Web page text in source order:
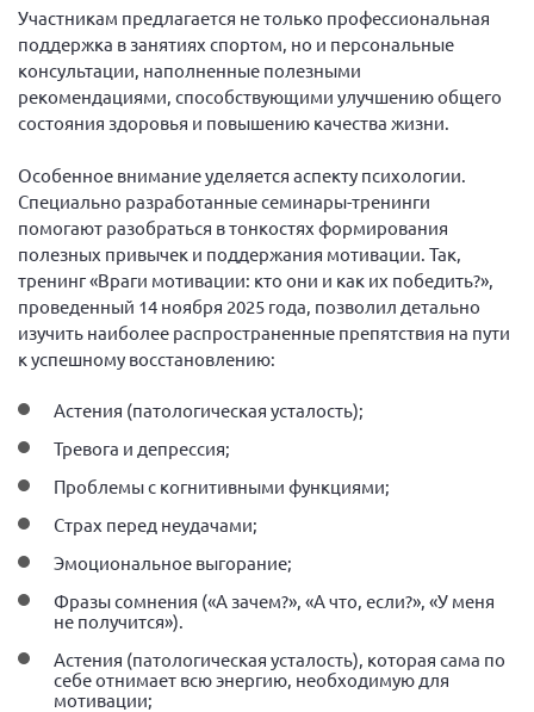
Московская область
Мурманская область
Нижегородская область
Новосибирская область
Омская область
Оренбургская область
Пензенская область
Республика Башкортостан
Республика Карелия
Республика Калмыкия
Республика Хакасия
Ростовская область
г. Санкт-Петербург
г. Севастополь
Самарская область СОРС
Самарская область ПРИЗМА
Участникам предлагается не только профессиональная
поддержка в занятиях спортом, но и персональные
консультации, наполненные полезными
рекомендациями, способствующими улучшению общего
состояния здоровья и повышению качества жизни.
Особенное внимание уделяется аспекту психологии.
Специально разработанные семинары-тренинги
помогают разобраться в тонкостях формирования
полезных привычек и поддержания мотивации. Так,
тренинг «Враги мотивации: кто они и как их победить?»,
проведенный 14 ноября 2025 года, позволил детально
изучить наиболее распространенные препятствия на пути
к успешному восстановлению:
Астения (патологическая усталость);
Тревога и депрессия;
Проблемы с когнитивными функциями;
Страх перед неудачами;
Эмоциональное выгорание;
Фразы сомнения («А зачем?», «А что, если?», «У меня
не получится»).
Астения (патологическая усталость), которая сама по
себе отнимает всю энергию, необходимую для
мотивации;